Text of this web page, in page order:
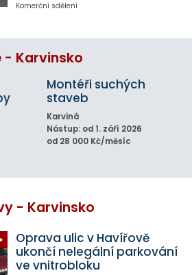
Komerční sdělení
- Karvinsko
Montéři suchých
staveb
Karviná
Nástup: od 1. září 2026
od 28 000 Kč/měsíc
- Karvinsko
Oprava ulic v Havířově
ukončí nelegální parkování
ve vnitrobloku